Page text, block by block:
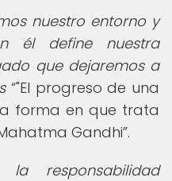
nuestro entorno y
él define nuestra
que dejaremos a
"El progreso de una
forma en que trata
Gandhi .
responsabilidad